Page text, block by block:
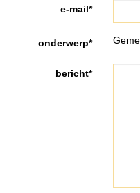
e-mail*
onderwerp*
bericht*